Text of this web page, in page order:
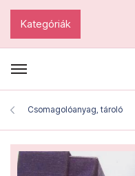
Kategóriák
Csomagolóanyag, tároló